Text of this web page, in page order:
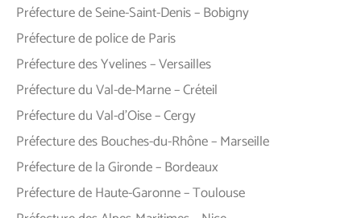
Préfecture de Seine-Saint-Denis – Bobigny
Préfecture de police de Paris
Préfecture des Yvelines – Versailles
Préfecture du Val-de-Marne – Créteil
Préfecture du Val-d’Oise – Cergy
Préfecture des Bouches-du-Rhône – Marseille
Préfecture de la Gironde – Bordeaux
Préfecture de Haute-Garonne – Toulouse